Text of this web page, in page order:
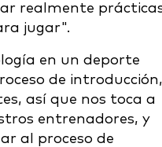
realmente
jugar".
en un deporte
de introducción,
así que nos toca a
entrenadores, y
al proceso de